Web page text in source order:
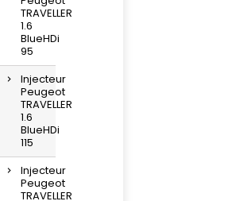
TRAVELLER
1.6
BlueHDi
95
Injecteur
Peugeot
TRAVELLER
1.6
BlueHDi
115
Injecteur
Peugeot
TRAVELLER